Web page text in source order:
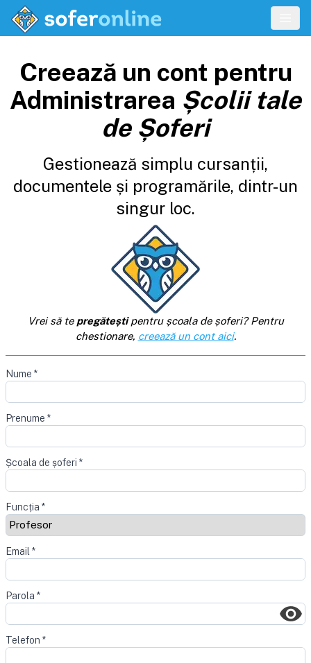
Creează un cont pentru
Administrarea Școlii tale
de Șoferi
Gestionează simplu cursanții,
documentele și programările, dintr-un
singur loc.
Vrei să te pregăteștipentru școala de șoferi? Pentru
chestionare, creează un cont aici.
Nume *
Prenume *
Școala de șoferi *
Funcția *
Email *
Parola *
Telefon *